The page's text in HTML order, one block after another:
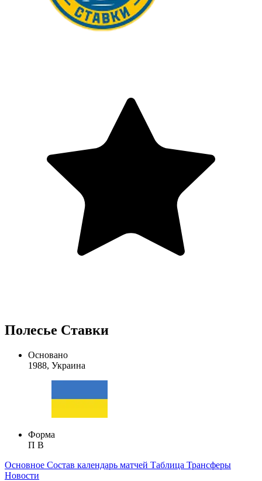
Полесье Ставки
Основано
1988, Украина
Форма
П В
Основное Состав календарь матчей Таблица Трансферы
Новости